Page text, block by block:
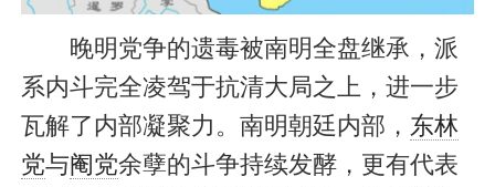
晚明党争的遗毒被南明全盘继承，派
系内斗完全凌驾于抗清大局之上，进一步
瓦解了内部凝聚力。南明朝廷内部， 东林
党与阉党余孽的斗争持续发酵，更有代表